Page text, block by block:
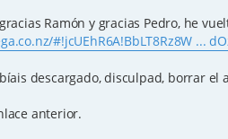
Ramón y gracias Pedro, he
#!jcUEhR6A!BbLT8Rz8W ...
descargado, disculpad, borrar el
anterior.